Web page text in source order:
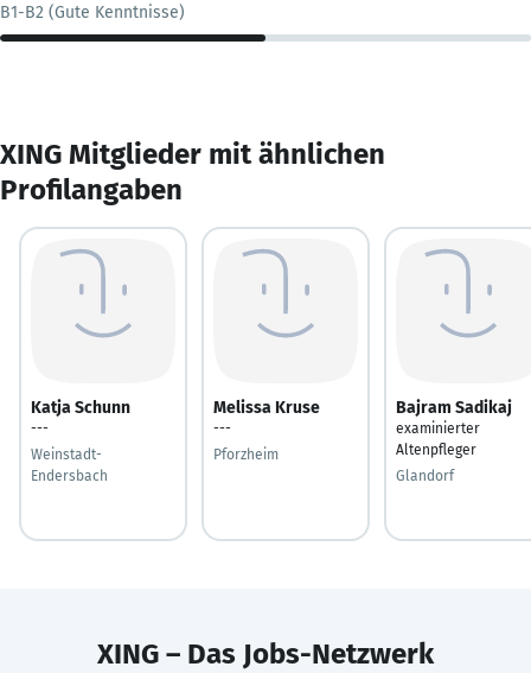
B1-B2 (Gute Kenntnisse)
XING Mitglieder mit ähnlichen
Profilangaben
Katja Schunn
---
Weinstadt-
Endersbach
Melissa Kruse
---
Pforzheim
Bajram Sadikaj
examinierter
Altenpfleger
Glandorf
XING – Das Jobs-Netzwerk